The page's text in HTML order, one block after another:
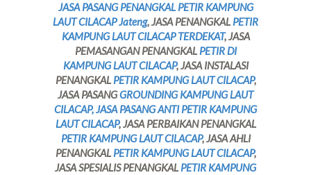
JASA PASANG PENANGKAL PETIR KAMPUNG
LAUT CILACAP Jateng, JASA PENANGKAL PETIR
KAMPUNG LAUT CILACAP TERDEKAT, JASA
PEMASANGAN PENANGKAL PETIR DI
KAMPUNG LAUT CILACAP, JASA INSTALASI
PENANGKAL PETIR KAMPUNG LAUT CILACAP,
JASA PASANGGROUNDING KAMPUNG LAUT
CILACAP, JASA PASANG ANTI PETIR KAMPUNG
LAUT CILACAP, JASA PERBAIKAN PENANGKAL
PETIR KAMPUNG LAUT CILACAP, JASA AHLI
PENANGKAL PETIR KAMPUNG LAUT CILACAP,
JASA SPESIALIS PENANGKAL PETIR KAMPUNG